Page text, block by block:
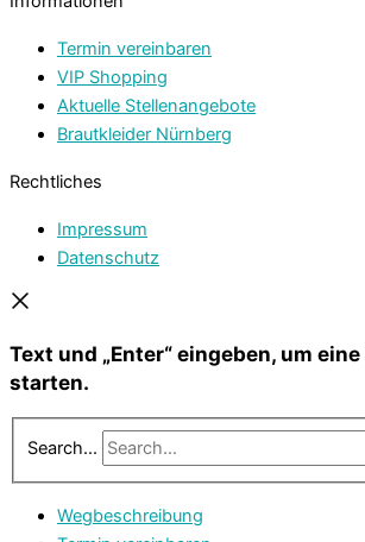
Termin vereinbaren
VIP Shopping
Aktuelle Stellenangebote
Brautkleider Nürnberg
Rechtliches
Impressum
Datenschutz
Text und „Enter“ eingeben, um
starten.
Search...
Wegbeschreibung